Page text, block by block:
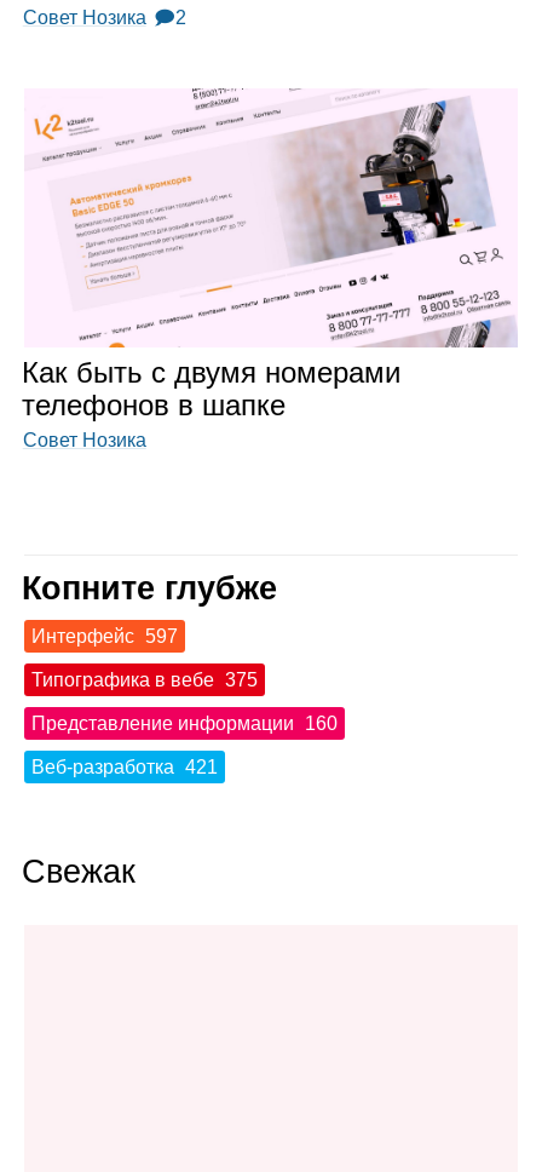
Совет Нозика 🗩2
Как быть с двумя номе­рами
теле­фо­нов в шапке
Совет Нозика
Копните глубже
Интерфейс 597
Типографика в вебе 375
Представление информации 160
Веб‑разработка 421
Свежак